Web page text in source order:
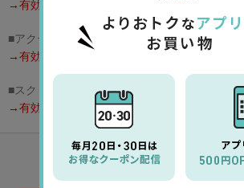
→有効にする
■アクティブスクリプト
→有効にする
■スクリプトによる貼り付け処理の禁止
→有効にする